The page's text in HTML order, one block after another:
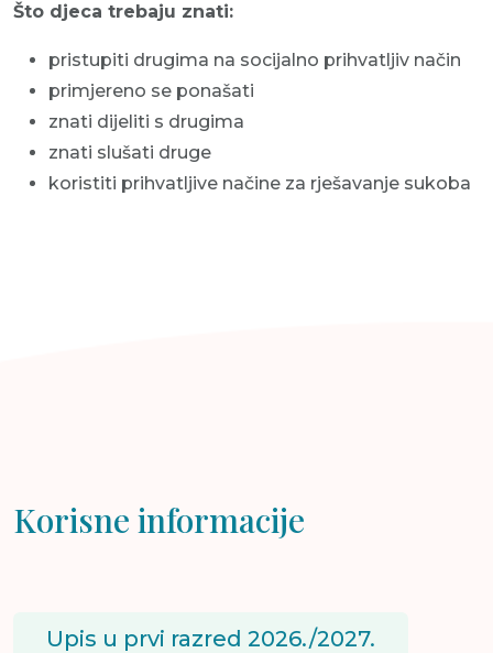
Što djeca trebaju znati:
pristupiti drugima na socijalno prihvatljiv način
primjereno se ponašati
znati dijeliti s drugima
znati slušati druge
koristiti prihvatljive načine za rješavanje sukoba
Korisne informacije
Upis u prvi razred 2026./2027.